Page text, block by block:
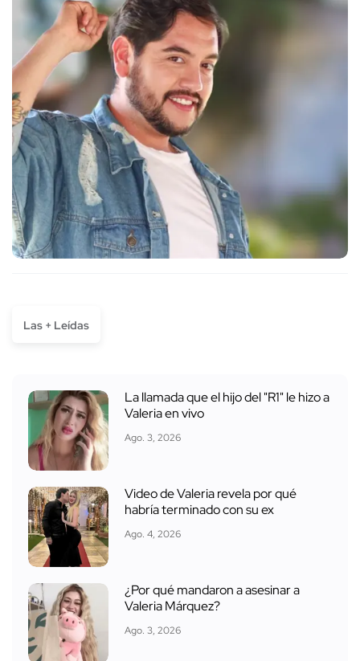
Las + Leídas
La llamada que el hijo del "R1" le hizo a
Valeria en vivo
Ago. 3, 2026
Video de Valeria revela por qué
habría terminado con su ex
Ago. 4, 2026
¿Por qué mandaron a asesinar a
Valeria Márquez?
Ago. 3, 2026